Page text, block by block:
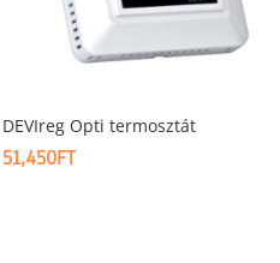
DEVIreg Opti termosztát
51,450FT